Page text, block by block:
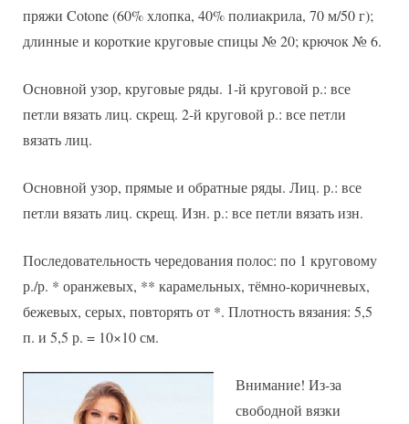
пряжи Cotone (60% хлопка, 40% полиакрила, 70 м/50 г);
длинные и короткие круговые спицы № 20; крючок № 6.
Основной узор, круговые ряды. 1-й круговой р.: все
петли вязать лиц. скрещ. 2-й круговой р.: все петли
вязать лиц.
Основной узор, прямые и обратные ряды. Лиц. р.: все
петли вязать лиц. скрещ. Изн. р.: все петли вязать изн.
Последовательность чередования полос: по 1 круговому
р./р. * оранжевых, ** карамельных, тёмно-коричневых,
бежевых, серых, повторять от *. Плотность вязания: 5,5
п. и 5,5 р. = 10×10 см.
Внимание! Из-за
свободной вязки